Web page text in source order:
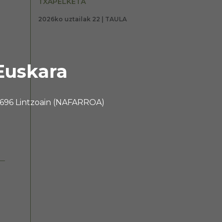
Lintzoain (NAFARROA)
2026ko uztailak 22 | TAULA